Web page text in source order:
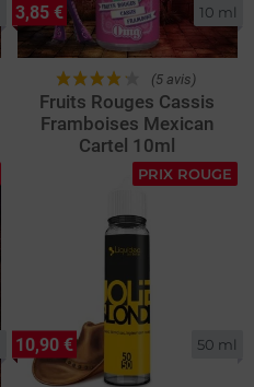
10 ml
(5 avis)
Fruits Rouges Cassis
Framboises Mexican
Cartel 10ml
3,85 €
PRIX ROUGE
50 ml
10,90 €